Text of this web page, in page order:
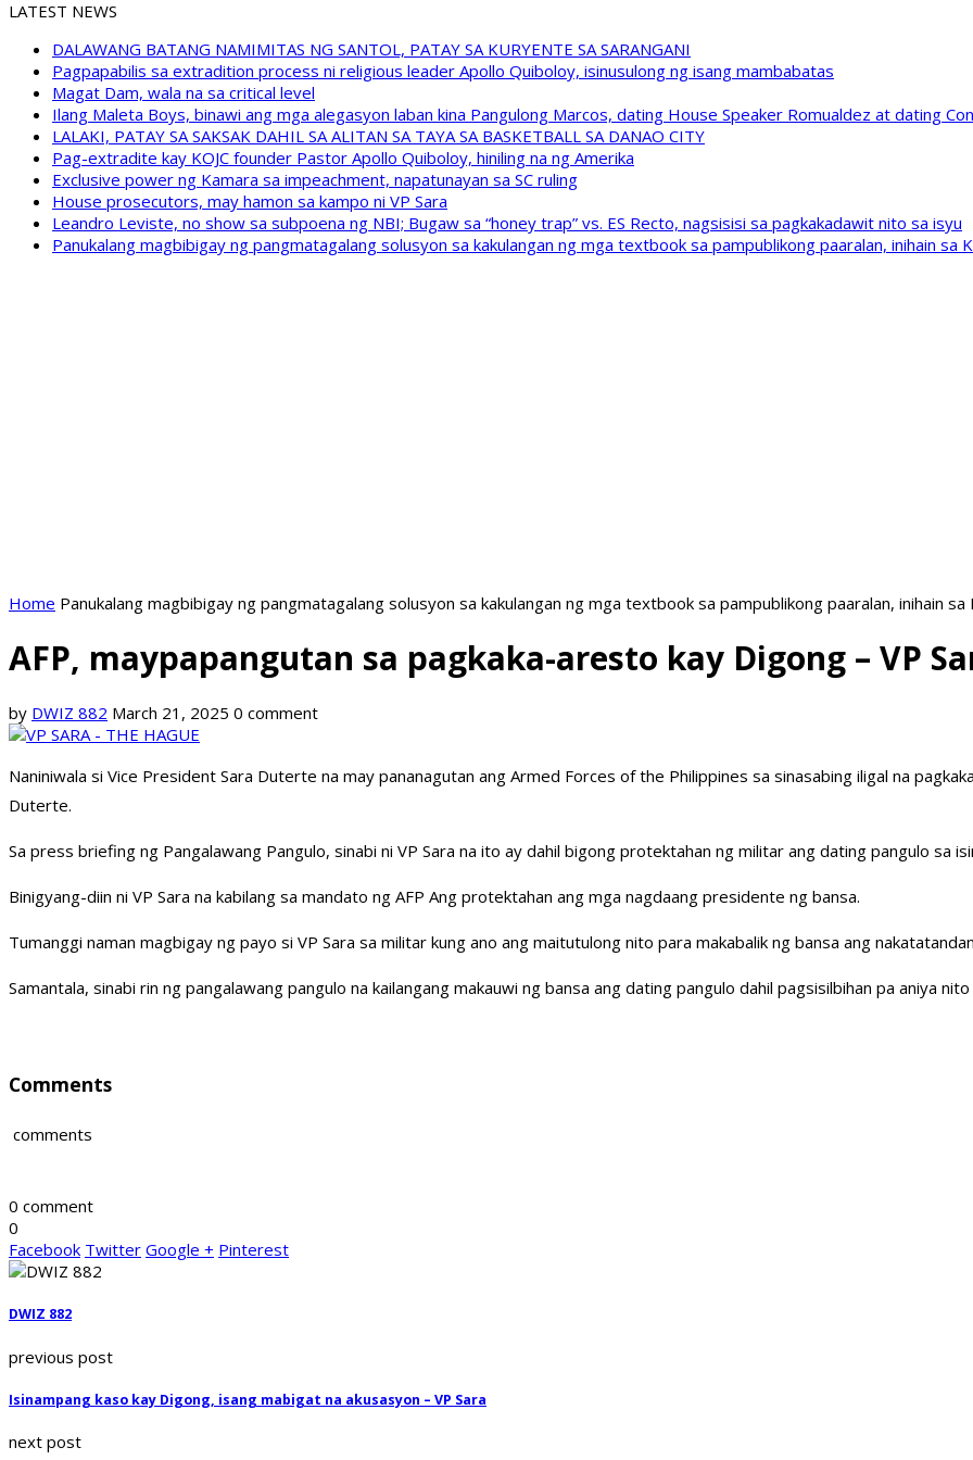
LATEST NEWS
DALAWANG BATANG NAMIMITAS NG SANTOL, PATAY SA KURYENTE SA SARANGANI
Pagpapabilis sa extradition process ni religious leader Apollo Quiboloy, isinusulong ng isang mambabatas
Magat Dam, wala na sa critical level
Ilang Maleta Boys, binawi ang mga alegasyon laban kina Pangulong Marcos, dating House Speaker Romualdez at dating
LALAKI, PATAY SA SAKSAK DAHIL SA ALITAN SA TAYA SA BASKETBALL SA DANAO CITY
Pag-extradite kay KOJC founder Pastor Apollo Quiboloy, hiniling na ng Amerika
Exclusive power ng Kamara sa impeachment, napatunayan sa SC ruling
House prosecutors, may hamon sa kampo ni VP Sara
Leandro Leviste, no show sa subpoena ng NBI; Bugaw sa “honey trap” vs. ES Recto, nagsisisi sa pagkakadawit nito sa isyu
Panukalang magbibigay ng pangmatagalang solusyon sa kakulangan ng mga textbook sa pampublikong paaralan, inihain sa
Home Panukalang magbibigay ng pangmatagalang solusyon sa kakulangan ng mga textbook sa pampublikong paaralan, inihain sa
AFP, maypapangutan sa pagkaka-aresto kay Digong – VP
by DWIZ 882 March 21, 2025 0 comment
Naniniwala si Vice President Sara Duterte na may pananagutan ang Armed Forces of the Philippines sa sinasabing iligal na
Duterte.
Sa press briefing ng Pangalawang Pangulo, sinabi ni VP Sara na ito ay dahil bigong protektahan ng militar ang dating pangulo
Binigyang-diin ni VP Sara na kabilang sa mandato ng AFP Ang protektahan ang mga nagdaang presidente ng bansa.
Tumanggi naman magbigay ng payo si VP Sara sa militar kung ano ang maitutulong nito para makabalik ng bansa ang
Samantala, sinabi rin ng pangalawang pangulo na kailangang makauwi ng bansa ang dating pangulo dahil pagsisilbihan pa aniya
Comments
comments
0 comment
0
Facebook Twitter Google + Pinterest
DWIZ 882
previous post
Isinampang kaso kay Digong, isang mabigat na akusasyon – VP Sara
next post